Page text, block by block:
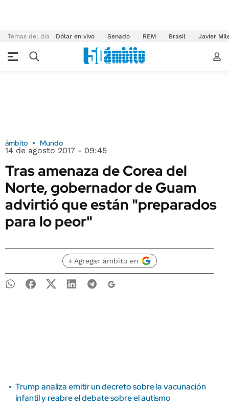
Temas del día Dólar en vivo Senado REM Brasil Javier
ámbito Mundo
14 de agosto 2017 - 09:45
Tras amenaza de Corea del
Norte, gobernador de Guam
advirtió que están "preparados
para lo peor"
+ Agregar ámbito en
Trump analiza emitir un decreto sobre la vacunación
infantil y reabre el debate sobre el autismo